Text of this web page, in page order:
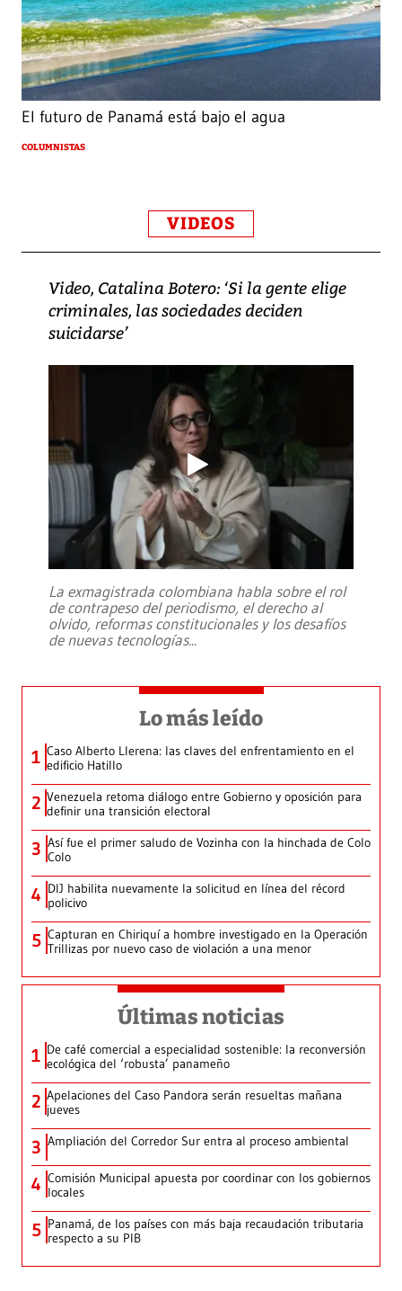
El futuro de Panamá está bajo el agua
COLUMNISTAS
VIDEOS
Video, Catalina Botero: ‘Si la gente elige
criminales, las sociedades deciden
suicidarse’
La exmagistrada colombiana habla sobre el rol
de contrapeso del periodismo, el derecho al
olvido, reformas constitucionales y los desafíos
de nuevas tecnologías...
Lo más leído
1 Caso Alberto Llerena: las claves del enfrentamiento en el
edificio Hatillo
2 Venezuela retoma diálogo entre Gobierno y oposición para
definir una transición electoral
3 Así fue el primer saludo de Vozinha con la hinchada de Colo
Colo
4 DIJ habilita nuevamente la solicitud en línea del récord
policivo
5 Capturan en Chiriquí a hombre investigado en la Operación
Trillizas por nuevo caso de violación a una menor
Últimas noticias
1 De café comercial a especialidad sostenible: la reconversión
ecológica del ‘robusta’ panameño
2 Apelaciones del Caso Pandora serán resueltas mañana
jueves
3 Ampliación del Corredor Sur entra al proceso ambiental
4 Comisión Municipal apuesta por coordinar con los gobiernos
locales
5 Panamá, de los países con más baja recaudación tributaria
respecto a su PIB